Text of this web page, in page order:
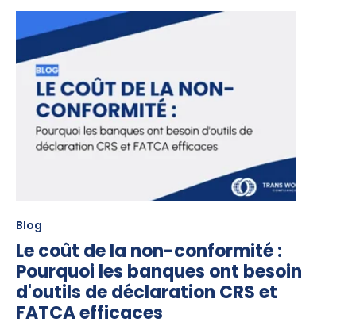
Blog
Le coût de la non-conformité :
Pourquoi les banques ont besoin
d'outils de déclaration CRS et
FATCA efficaces